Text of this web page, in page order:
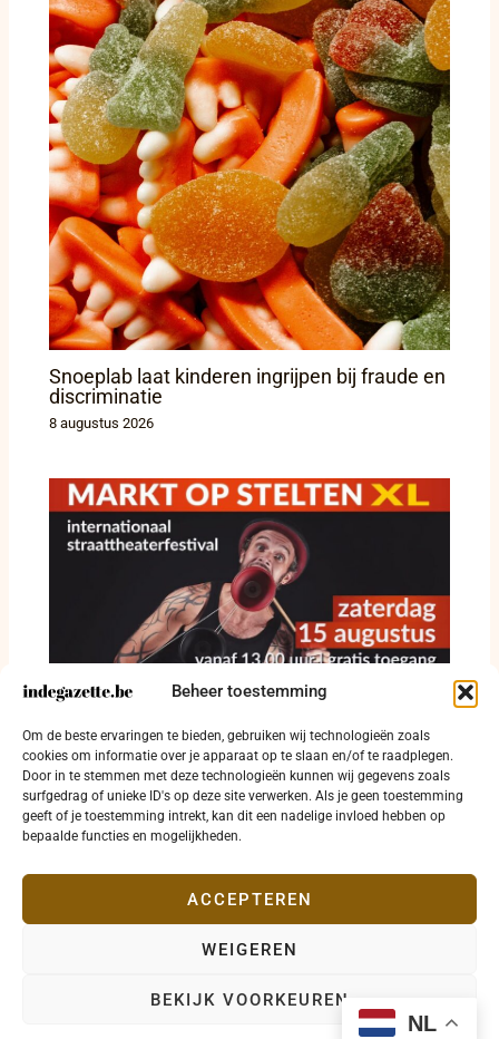
Beheer toestemming
Om de beste ervaringen te bieden, gebruiken wij technologieën zoals
cookies om informatie over je apparaat op te slaan en/of te raadplegen.
Door in te stemmen met deze technologieën kunnen wij gegevens zoals
surfgedrag of unieke ID's op deze site verwerken. Als je geen toestemming
geeft of je toestemming intrekt, kan dit een nadelige invloed hebben op
bepaalde functies en mogelijkheden.
ACCEPTEREN
WEIGEREN
BEKIJK VOORKEUREN
Snoeplab laat kinderen ingrijpen bij fraude en
discriminatie
8 augustus 2026
Straattheater krijgt vrije baan op Grote Markt
in Diksmuide
8 augustus 2026
Copyright © 2026 indegazette.be |Privacy
NL